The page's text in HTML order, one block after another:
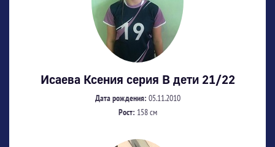
Исаева Ксения серия В дети 21/22
Дата рождения: 05.11.2010
Рост: 158 см